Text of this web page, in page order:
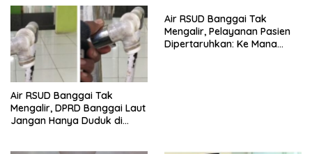
Air RSUD Banggai Tak
Mengalir, DPRD Banggai Laut
Jangan Hanya Duduk di
Air RSUD Banggai Tak
Mengalir, Pelayanan Pasien
Dipertaruhkan: Ke Mana